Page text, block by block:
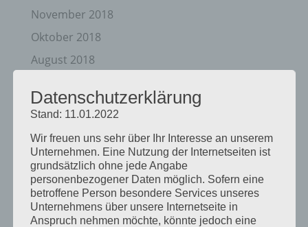
November 2018
Oktober 2018
August 2018
Mai 2018
August 2017
Juli 2017
Juni 2017
August 2016
Datenschutzerklärung
Stand: 11.01.2022
Wir freuen uns sehr über Ihr Interesse an unserem
Unternehmen. Eine Nutzung der Internetseiten ist
grundsätzlich ohne jede Angabe
personenbezogener Daten möglich. Sofern eine
betroffene Person besondere Services unseres
Unternehmens über unsere Internetseite in
Anspruch nehmen möchte, könnte jedoch eine